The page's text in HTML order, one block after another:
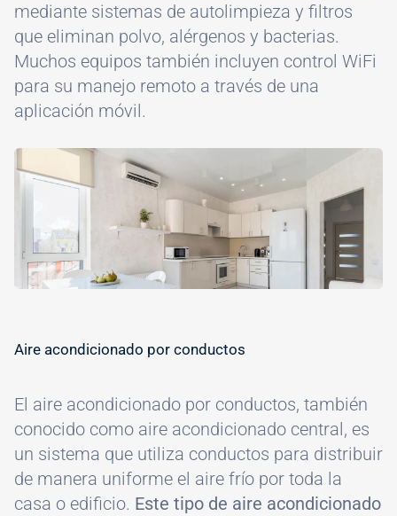
mediante sistemas de autolimpieza y filtros
que eliminan polvo, alérgenos y bacterias.
Muchos equipos también incluyen control WiFi
para su manejo remoto a través de una
aplicación móvil.
Aire acondicionado por conductos
El aire acondicionado por conductos, también
conocido como aire acondicionado central, es
un sistema que utiliza conductos para distribuir
de manera uniforme el aire frío por toda la
casa o edificio. Este tipo de aire acondicionado